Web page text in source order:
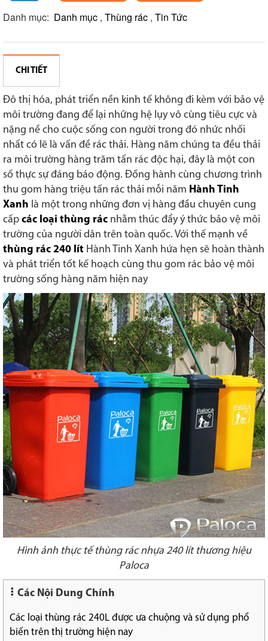
Danh mục: Danh mục , Thùng rác , Tin Tức
CHI TIẾT
Đô thị hóa, phát triển nền kinh tế không đi kèm với bảo vệ
môi trường đang để lại những hệ lụy vô cùng tiêu cực và
nặng nề cho cuộc sống con người trong đó nhức nhối
nhất có lẽ là vấn đề rác thải. Hàng năm chúng ta đều thải
ra môi trường hàng trăm tấn rác độc hại, đây là một con
số thực sự đáng báo động. Đồng hành cùng chương trình
thu gom hàng triệu tấn rác thải mỗi năm Hành Tinh
Xanh là một trong những đơn vị hàng đầu chuyên cung
cấp các loại thùng rác nhằm thúc đẩy ý thức bảo vệ môi
trường của người dân trên toàn quốc. Với thế mạnh về
thùng rác 240 lít Hành Tinh Xanh hứa hẹn sẽ hoàn thành
và phát triển tốt kế hoạch cùng thu gom rác bảo vệ môi
trường sống hàng năm hiện nay
Hình ảnh thực tế thùng rác nhựa 240 lít thương hiệu
Paloca
Các Nội Dung Chính
Các loại thùng rác 240L được ưa chuộng và sử dụng phổ
biến trên thị trường hiện nay